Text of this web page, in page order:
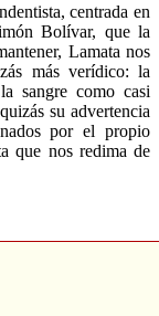
centrada en
Bolívar, que la
Lamata nos
más verídico: la
sangre como casi
su advertencia
por el propio
que nos redima de